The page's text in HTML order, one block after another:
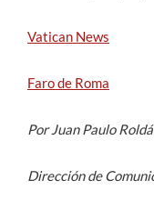
Vatican News
Faro de Roma
Por Juan Paulo
Dirección de